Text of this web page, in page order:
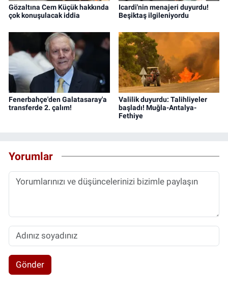
Gözaltına Cem Küçük hakkında
çok konuşulacak iddia
Icardi'nin menajeri duyurdu!
Beşiktaş ilgileniyordu
Fenerbahçe'den Galatasaray'a
transferde 2. çalım!
Valilik duyurdu: Talihliyeler
başladı! Muğla-Antalya-
Fethiye
Yorumlar
Gönder